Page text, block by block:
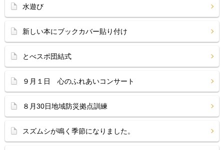
水遊び
新しい本にブックカバー貼り付け
とべスポ団結式
９月１日 心のふれあいコンサート
８月30日地域防災拠点訓練
スズムシが鳴く季節になりました。